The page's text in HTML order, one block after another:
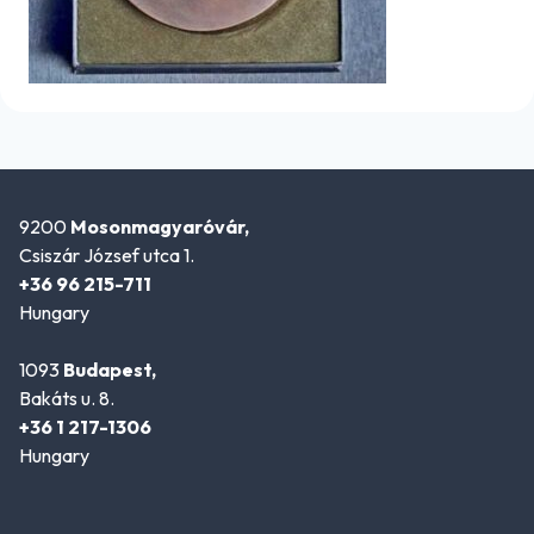
9200 Mosonmagyaróvár,
Csiszár József utca 1.
+36 96 215-711
Hungary
1093 Budapest,
Bakáts u. 8.
+36 1 217-1306
Hungary